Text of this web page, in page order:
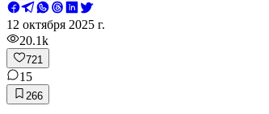
12 октября 2025 г.
20.1k
721
15
266